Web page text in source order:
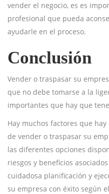
vender el negocio, es es
profesional que pueda
ayudarle en el proceso.
Conclusión
Vender o traspasar su
que no debe tomarse a la
importantes que hay que
Hay muchos factores que
de vender o traspasar su
las diferentes opciones
riesgos y beneficios
cuidadosa planificación y
su empresa con éxito según